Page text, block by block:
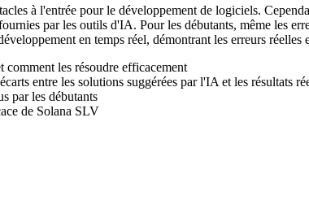
à l'entrée pour le développement de logiciels.
par les outils d'IA. Pour les débutants, même les
en temps réel, démontrant les erreurs
comment les résoudre efficacement
entre les solutions suggérées par l'IA et les résultats
par les débutants
de Solana SLV